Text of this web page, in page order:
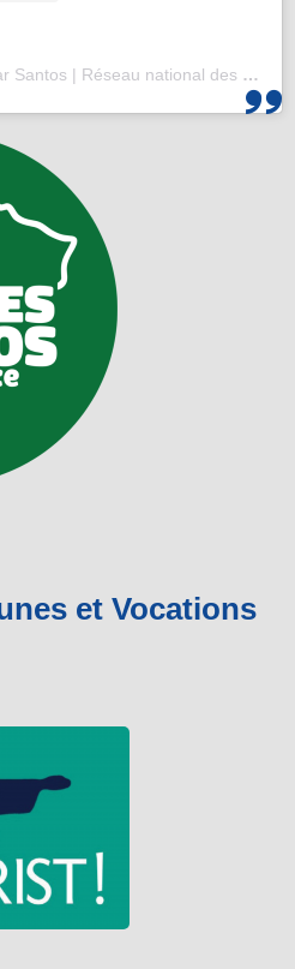
Une publication partagée par Santos | Réseau national des 25-35 (@santos_cef)
et Vocations